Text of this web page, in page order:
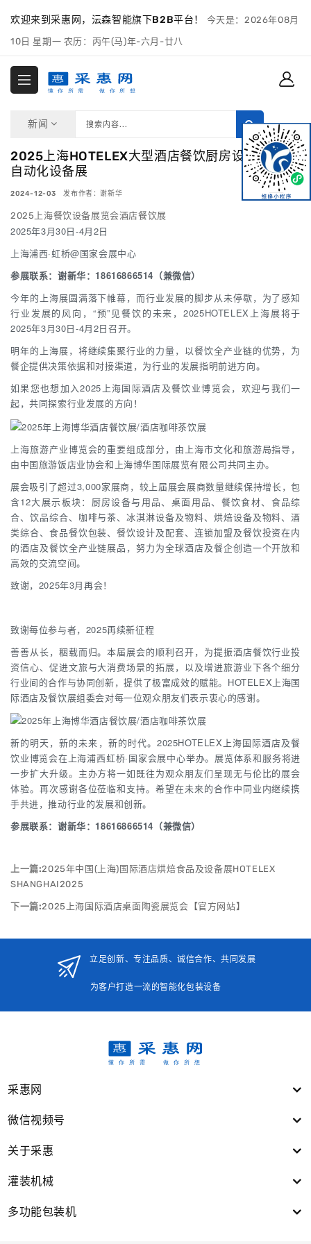
欢迎来到采惠网，沄森智能旗下B2B平台！ 今天是：2026年08月
10日 星期一 农历：丙午(马)年-六月-廿八
新闻
2025上海HOTELEX大型酒店餐饮厨房设备展:餐饮
自动化设备展
2024-12-03 发布作者：谢新华
2025上海餐饮设备展览会酒店餐饮展
2025年3月30日-4月2日
上海浦西·虹桥@国家会展中心
参展联系：谢新华：18616866514（兼微信）
今年的上海展圆满落下帷幕，而行业发展的脚步从未停歇，为了感知
行业发展的风向，“预”见餐饮的未来，2025HOTELEX上海展将于
2025年3月30日-4月2日召开。
明年的上海展，将继续集聚行业的力量，以餐饮全产业链的优势，为
餐企提供决策依据和对接渠道，为行业的发展指明前进方向。
如果您也想加入2025上海国际酒店及餐饮业博览会，欢迎与我们一
起，共同探索行业发展的方向！
上海旅游产业博览会的重要组成部分，由上海市文化和旅游局指导，
由中国旅游饭店业协会和上海博华国际展览有限公司共同主办。
展会吸引了超过3,000家展商，较上届展会展商数量继续保持增长，包
含12大展示板块：厨房设备与用品、桌面用品、餐饮食材、食品综
合、饮品综合、咖啡与茶、冰淇淋设备及物料、烘焙设备及物料、酒
类综合、食品餐饮包装、餐饮设计及配套、连锁加盟及餐饮投资在内
的酒店及餐饮全产业链展品，努力为全球酒店及餐企创造一个开放和
高效的交流空间。
致谢，2025年3月再会！
致谢每位参与者，2025再续新征程
善善从长，稇载而归。本届展会的顺利召开，为提振酒店餐饮行业投
资信心、促进文旅与大消费场景的拓展，以及增进旅游业下各个细分
行业间的合作与协同创新，提供了极富成效的赋能。HOTELEX上海国
际酒店及餐饮展组委会对每一位观众朋友们表示衷心的感谢。
新的明天，新的未来，新的时代。2025HOTELEX上海国际酒店及餐
饮业博览会在上海浦西虹桥·国家会展中心举办。展览体系和服务将进
一步扩大升级。主办方将一如既往为观众朋友们呈现无与伦比的展会
体验。再次感谢各位莅临和支持。希望在未来的合作中同业内继续携
手共进，推动行业的发展和创新。
参展联系：谢新华：18616866514（兼微信）
上一篇:2025年中国(上海)国际酒店烘焙食品及设备展HOTELEX
SHANGHAI2025
下一篇:2025上海国际酒店桌面陶瓷展览会【官方网站】
立足创新、专注品质、诚信合作、共同发展
为客户打造一流的智能化包装设备
采惠网
微信视频号
关于采惠
灌装机械
多功能包装机